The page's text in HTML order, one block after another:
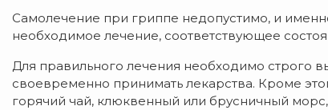
Самолечение при гриппе недопустимо, и
необходимое лечение, соответствующее
Для правильного лечения необходимо строго
своевременно принимать лекарства. Кроме
горячий чай, клюквенный или брусничный